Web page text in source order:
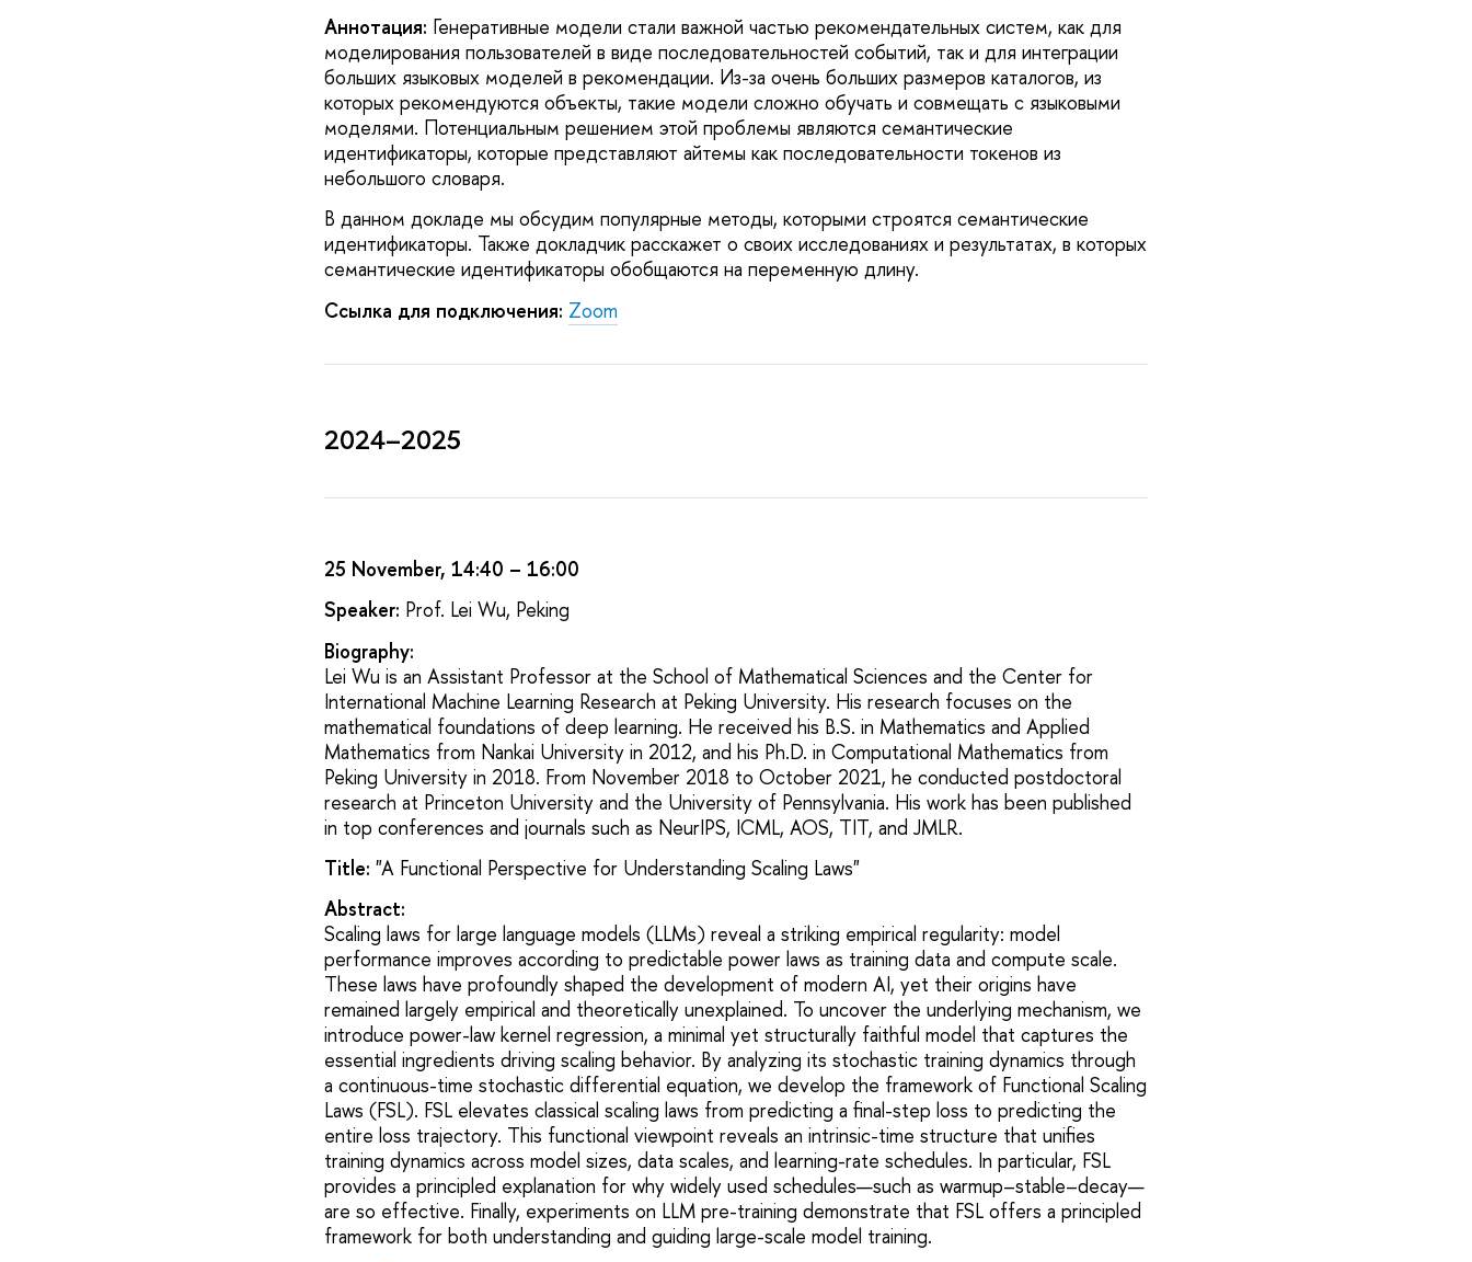
Аннотация: Генеративные модели стали важной частью рекомендательных систем, как для
моделирования пользователей в виде последовательностей событий, так и для интеграции
больших языковых моделей в рекомендации. Из-за очень больших размеров каталогов, из
которых рекомендуются объекты, такие модели сложно обучать и совмещать с языковыми
моделями. Потенциальным решением этой проблемы являются семантические
идентификаторы, которые представляют айтемы как последовательности токенов из
небольшого словаря.
В данном докладе мы обсудим популярные методы, которыми строятся семантические
идентификаторы. Также докладчик расскажет о своих исследованиях и результатах, в которых
семантические идентификаторы обобщаются на переменную длину.
Ссылка для подключения: Zoom
2024–2025
25 November, 14:40 – 16:00
Speaker: Prof. Lei Wu, Peking
Biography:
Lei Wu is an Assistant Professor at the School of Mathematical Sciences and the Center for
International Machine Learning Research at Peking University. His research focuses on the
mathematical foundations of deep learning. He received his B.S. in Mathematics and Applied
Mathematics from Nankai University in 2012, and his Ph.D. in Computational Mathematics from
Peking University in 2018. From November 2018 to October 2021, he conducted postdoctoral
research at Princeton University and the University of Pennsylvania. His work has been published
in top conferences and journals such as NeurIPS, ICML, AOS, TIT, and JMLR.
Title: "A Functional Perspective for Understanding Scaling Laws"
Abstract:
Scaling laws for large language models (LLMs) reveal a striking empirical regularity: model
performance improves according to predictable power laws as training data and compute scale.
These laws have profoundly shaped the development of modern AI, yet their origins have
remained largely empirical and theoretically unexplained. To uncover the underlying mechanism, we
introduce power-law kernel regression, a minimal yet structurally faithful model that captures the
essential ingredients driving scaling behavior. By analyzing its stochastic training dynamics through
a continuous-time stochastic differential equation, we develop the framework of Functional Scaling
Laws (FSL). FSL elevates classical scaling laws from predicting a final-step loss to predicting the
entire loss trajectory. This functional viewpoint reveals an intrinsic-time structure that unifies
training dynamics across model sizes, data scales, and learning-rate schedules. In particular, FSL
provides a principled explanation for why widely used schedules—such as warmup–stable–decay—
are so effective. Finally, experiments on LLM pre-training demonstrate that FSL offers a principled
framework for both understanding and guiding large-scale model training.